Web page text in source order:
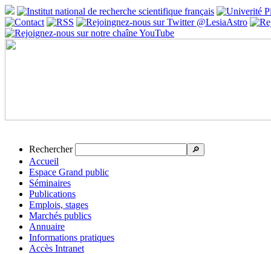
Rechercher 🔎
Accueil
Espace Grand public
Séminaires
Publications
Emplois, stages
Marchés publics
Annuaire
Informations pratiques
Accès Intranet